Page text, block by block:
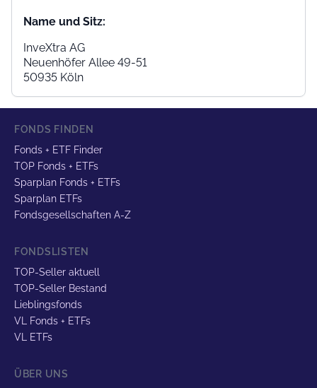
Name und Sitz:
InveXtra AG
Neuenhöfer Allee 49-51
50935 Köln
FONDS FINDEN
Fonds + ETF Finder
TOP Fonds + ETFs
Sparplan Fonds + ETFs
Sparplan ETFs
Fondsgesellschaften A-Z
FONDSLISTEN
TOP-Seller aktuell
TOP-Seller Bestand
Lieblingsfonds
VL Fonds + ETFs
VL ETFs
ÜBER UNS